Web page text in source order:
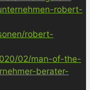
robert-
robert-
02/man-of-the-
berater-